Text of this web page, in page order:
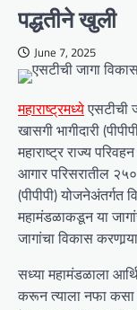
पद्धतीने खुली
June 7, 2025
महाराष्ट्रमध्येएसटीची
खासगी भागीदारी
महाराष्ट्र राज्य
आगार परिसरातील
(पीपीपी)
महामंडळाकडून या
जागांचा विकास
सध्या महामंडळाला
करून त्याला नफा